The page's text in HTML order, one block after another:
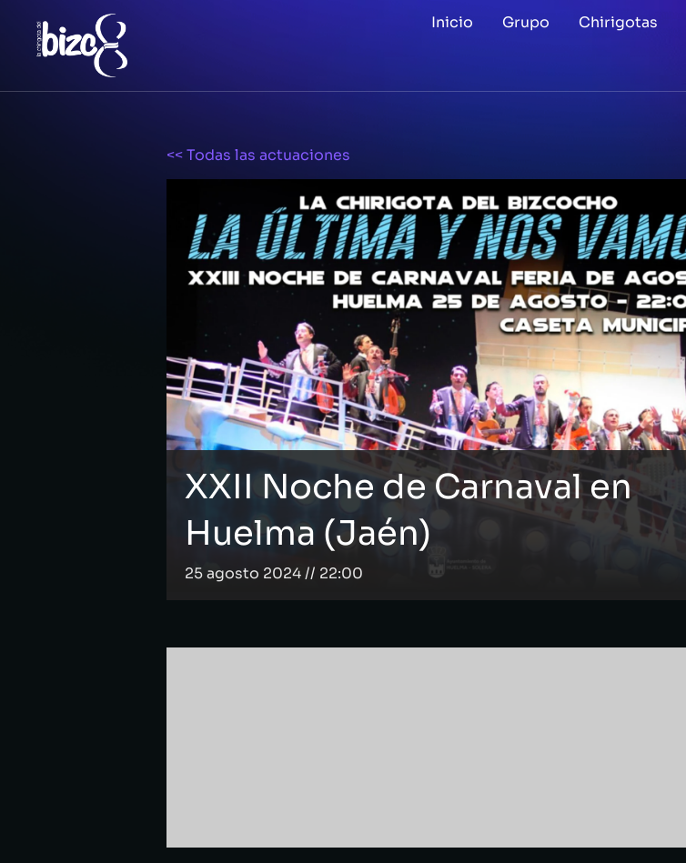
Inicio Grupo Chirigotas
<< Todas las actuaciones
XXII Noche de Carnaval en
Huelma (Jaén)
25 agosto 2024 // 22:00